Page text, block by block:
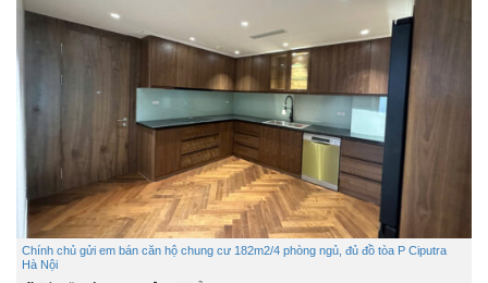
Chính chủ gửi em bán căn hộ chung cư 182m2/4 phòng ngủ, đủ đồ tòa P Ciputra
Hà Nội